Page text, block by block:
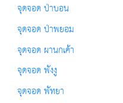
จุดจอด ป่าบอน
จุดจอด ป่าพยอม
จุดจอด ผานกเค้า
จุดจอด พังงู
จุดจอด พัทยา